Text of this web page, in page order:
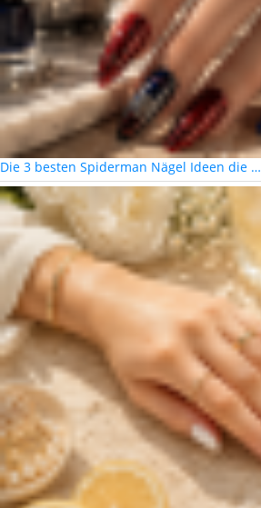
Die 3 besten Spiderman Nägel Ideen die …